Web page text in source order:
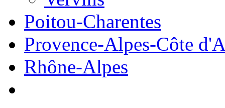
Poitou-Charentes
Provence-Alpes-Côte
Rhône-Alpes